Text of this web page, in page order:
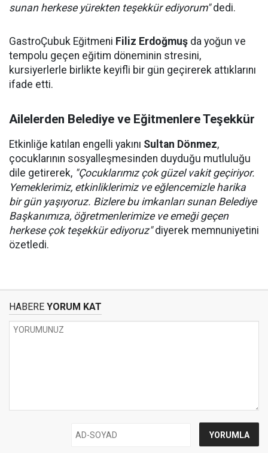
sunan herkese yürekten teşekkür ediyorum"dedi.
GastroÇubuk Eğitmeni Filiz Erdoğmuş da yoğun ve
tempolu geçen eğitim döneminin stresini,
kursiyerlerle birlikte keyifli bir gün geçirerek attıklarını
ifade etti.
Ailelerden Belediye ve Eğitmenlere Teşekkür
Etkinliğe katılan engelli yakını Sultan Dönmez,
çocuklarının sosyalleşmesinden duyduğu mutluluğu
dile getirerek, "Çocuklarımız çok güzel vakit geçiriyor.
Yemeklerimiz, etkinliklerimiz ve eğlencemizle harika
bir gün yaşıyoruz. Bizlere bu imkanları sunan Belediye
Başkanımıza, öğretmenlerimize ve emeği geçen
herkese çok teşekkür ediyoruz"diyerek memnuniyetini
özetledi.
HABERE YORUM KAT